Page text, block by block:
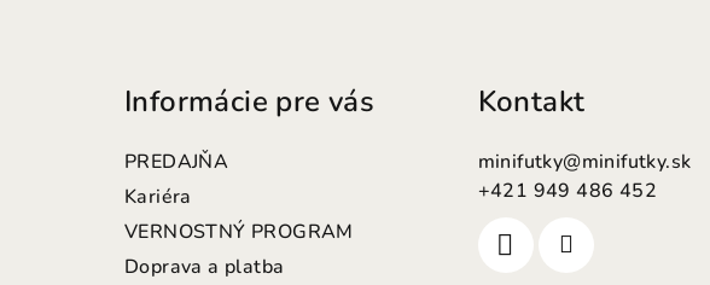
Informácie pre vás
PREDAJŇA
Kariéra
VERNOSTNÝ PROGRAM
Doprava a platba
Kontakt
minifutky@minifutky.sk
+421 949 486 452